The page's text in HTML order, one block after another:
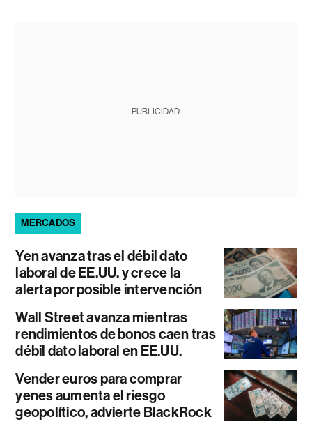
PUBLICIDAD
MERCADOS
Yen avanza tras el débil dato
laboral de EE.UU. y crece la
alerta por posible intervención
Wall Street avanza mientras
rendimientos de bonos caen tras
débil dato laboral en EE.UU.
Vender euros para comprar
yenes aumenta el riesgo
geopolítico, advierte BlackRock